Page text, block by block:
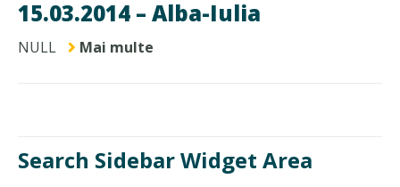
15.03.2014 – Alba-Iulia
NULL Mai multe
Search Sidebar Widget Area